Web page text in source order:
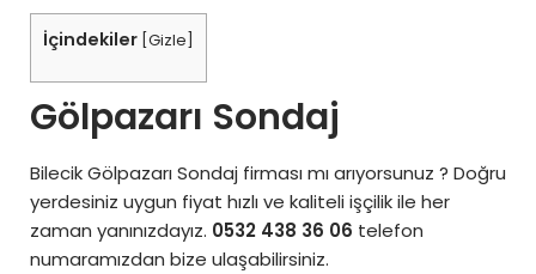
İçindekiler Gizle
Gölpazarı Sondaj
Bilecik Gölpazarı Sondaj firması mı arıyorsunuz ? Doğru
yerdesiniz uygun fiyat hızlı ve kaliteli işçilik ile her
zaman yanınızdayız. 0532 438 36 06 telefon
numaramızdan bize ulaşabilirsiniz.